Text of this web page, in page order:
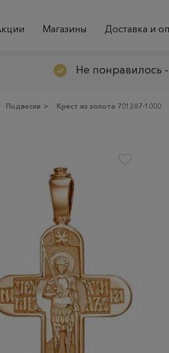
Магазины Доставка и
Не понравилось
Подвески > Крест из золота 701287-1000